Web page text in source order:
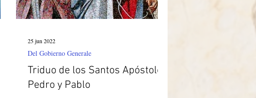
Triduo de los Santos Apóstoles
Pedro y Pablo
Del Gobierno Generale
25 jun 2022